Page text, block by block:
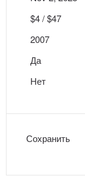
$4 / $47
2007
Да
Нет
Сохранить